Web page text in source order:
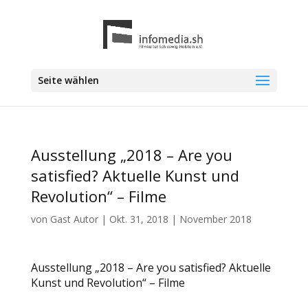
Seite wählen
Ausstellung „2018 – Are you
satisfied? Aktuelle Kunst und
Revolution“ – Filme
von Gast Autor| Okt. 31, 2018 | November 2018
Ausstellung „2018 – Are you satisfied? Aktuelle
Kunst und Revolution“ – Filme